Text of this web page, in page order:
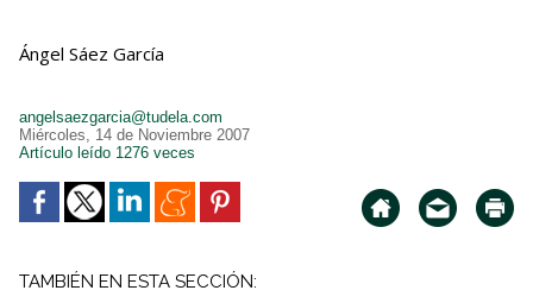
Ángel Sáez García
angelsaezgarcia@tudela.com
Miércoles, 14 de Noviembre 2007
Artículo leído 1276 veces
TAMBIÉN EN ESTA SECCIÓN: